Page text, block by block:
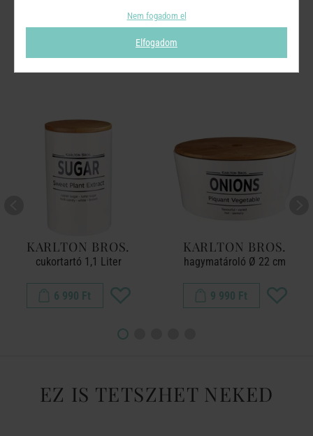
A TERMÉKCSALÁD TOVÁBBI
TERMÉKEI
KARLTON BROS.
cukortartó 1,1 Liter
6 990 Ft
KARLTON BROS.
hagymatároló Ø 22 cm
9 990 Ft
EZ IS TETSZHET NEKED
Nem fogadom el
Elfogadom